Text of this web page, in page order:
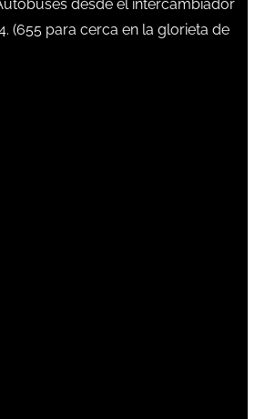
desde el intercambiador
. (655 para cerca en la glorieta de